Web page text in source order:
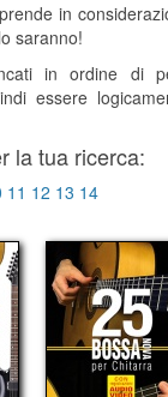
in
saranno!
in ordine di
essere
la tua ricerca:
11 12 13 14